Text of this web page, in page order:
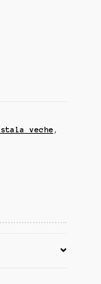
veche ,